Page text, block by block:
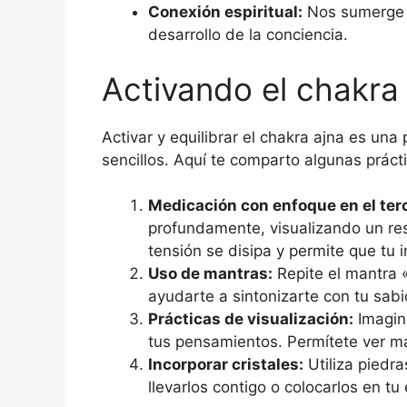
Conexión espiritual: Nos
desarrollo de la conciencia.
Activando el
Activar y equilibrar el chakra ajna es
sencillos. Aquí te comparto algunas
Medicación con enfoque en el
profundamente, visualizando un
tensión se disipa y permite que tu
Uso de mantras: Repite el mantra
ayudarte a sintonizarte con tu
Prácticas de visualización:
tus pensamientos. Permítete ver
Incorporar cristales: Utiliza
llevarlos contigo o colocarlos en